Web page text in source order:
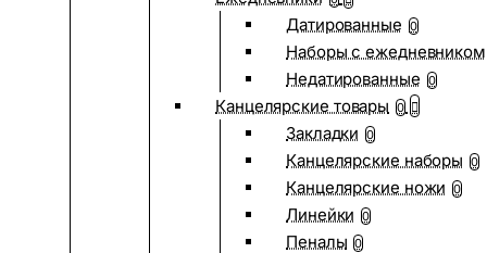
Датированные 0
Наборы с ежедневником
Недатированные 0
Канцелярские товары 0
Закладки 0
Канцелярские наборы 0
Канцелярские ножи 0
Линейки 0
Пеналы 0